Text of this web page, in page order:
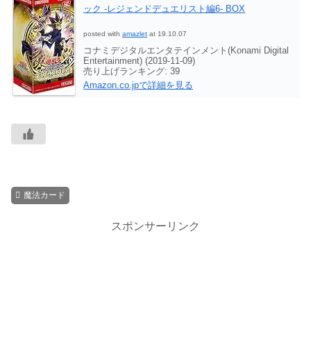
ック -レジェンドデュエリスト編6- BOX
posted with amazlet at 19.10.07
コナミデジタルエンタテインメント(Konami Digital
Entertainment) (2019-11-09)
売り上げランキング: 39
Amazon.co.jpで詳細を見る
魔法カード
スポンサーリンク